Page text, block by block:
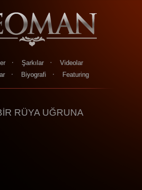
· Şarkılar ·
Videolar
· Biyografi · Featuring
RÜYA UĞRUNA